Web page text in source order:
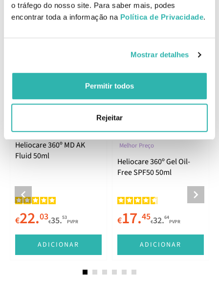
o tráfego do nosso site. Para saber mais, podes
encontrar toda a informação na Política de Privacidade.
Mostrar detalhes
Permitir todos
Rejeitar
Ingredientes
Fernblock®+, Glicosilases, Sistema de Filtros anti-UVA/UVB/Luz
EAN: 8470001977793
Produtos Relacionados
Heliocare 360º MD AK
Fluid 50ml
€22.03€35.53
PVPR
ADICIONAR
Melhor Preço
Heliocare 360º Gel Oil-
Free SPF50 50ml
€17.45€32.64
PVPR
ADICIONAR